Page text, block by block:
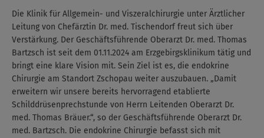
Die Klinik für Allgemein- und Viszeralchirurgie unter Ärztlicher
Leitung von Chefärztin Dr. med. Tischendorf freut sich über
Verstärkung. Der Geschäftsführende Oberarzt Dr. med. Thomas
Bartzsch ist seit dem 01.11.2024 am Erzgebirgsklinikum tätig und
bringt eine klare Vision mit. Sein Ziel ist es, die endokrine
Chirurgie am Standort Zschopau weiter auszubauen. „Damit
erweitern wir unsere bereits hervorragend etablierte
Schilddrüsenprechstunde von Herrn Leitenden Oberarzt Dr.
med. Thomas Bräuer.“, so der Geschäftsführende Oberarzt Dr.
med. Bartzsch. Die endokrine Chirurgie befasst sich mit